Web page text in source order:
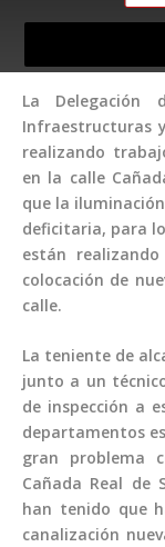
La Delegación
Infraestructuras
realizando
en la calle
que la
deficitaria, para
están
colocación de
calle.
La teniente de
junto a un
de inspección a
departamentos
gran problema
Cañada Real de
han tenido que
canalización